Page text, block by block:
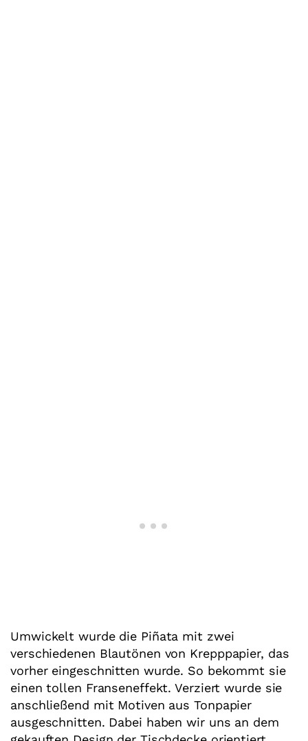
Umwickelt wurde die Piñata mit zwei
verschiedenen Blautönen von Krepppapier, das
vorher eingeschnitten wurde. So bekommt sie
einen tollen Franseneffekt. Verziert wurde sie
anschließend mit Motiven aus Tonpapier
ausgeschnitten. Dabei haben wir uns an dem